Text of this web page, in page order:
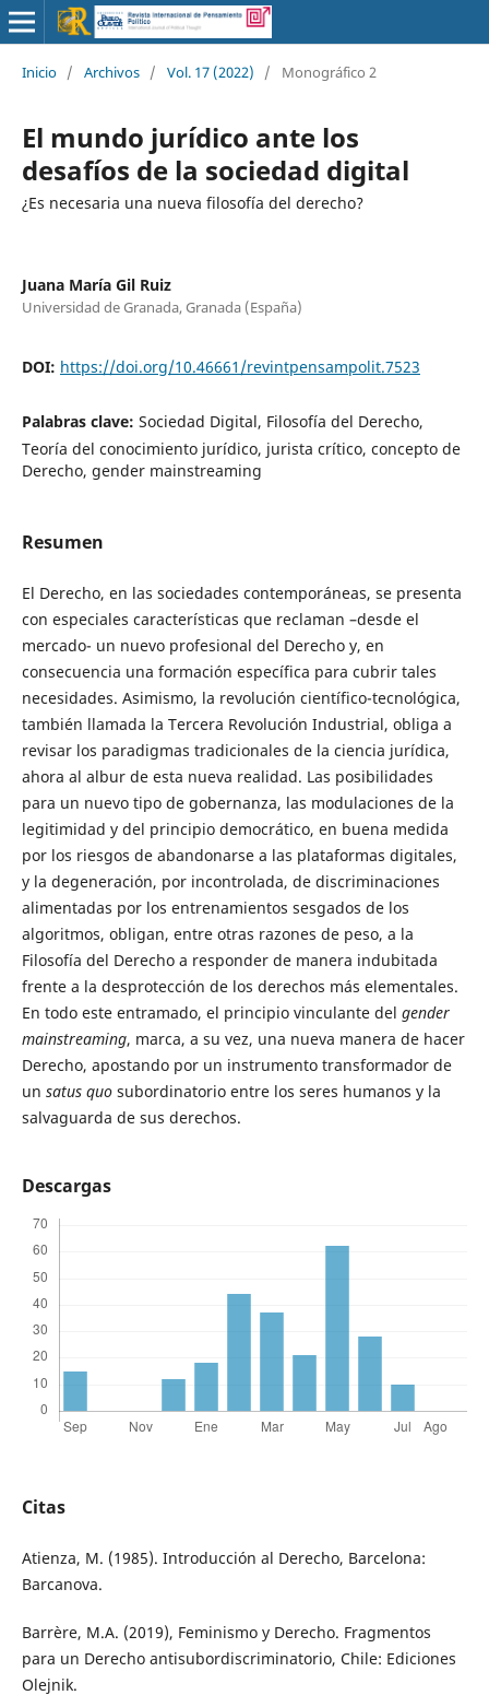
Inicio / Archivos / Vol. 17 (2022) / Monográfico 2
El mundo jurídico ante los
desafíos de la sociedad digital
¿Es necesaria una nueva filosofía del derecho?
Juana María Gil Ruiz
Universidad de Granada, Granada (España)
DOI: https://doi.org/10.46661/revintpensampolit.7523
Palabras clave: Sociedad Digital, Filosofía del Derecho,
Teoría del conocimiento jurídico, jurista crítico, concepto de
Derecho, gender mainstreaming
Resumen
El Derecho, en las sociedades contemporáneas, se presenta
con especiales características que reclaman –desde el
mercado- un nuevo profesional del Derecho y, en
consecuencia una formación específica para cubrir tales
necesidades. Asimismo, la revolución científico-tecnológica,
también llamada la Tercera Revolución Industrial, obliga a
revisar los paradigmas tradicionales de la ciencia jurídica,
ahora al albur de esta nueva realidad. Las posibilidades
para un nuevo tipo de gobernanza, las modulaciones de la
legitimidad y del principio democrático, en buena medida
por los riesgos de abandonarse a las plataformas digitales,
y la degeneración, por incontrolada, de discriminaciones
alimentadas por los entrenamientos sesgados de los
algoritmos, obligan, entre otras razones de peso, a la
Filosofía del Derecho a responder de manera indubitada
frente a la desprotección de los derechos más elementales.
En todo este entramado, el principio vinculante del gender
mainstreaming, marca, a su vez, una nueva manera de hacer
Derecho, apostando por un instrumento transformador de
un satus quosubordinatorio entre los seres humanos y la
salvaguarda de sus derechos.
Descargas
Citas
Atienza, M. (1985). Introducción al Derecho, Barcelona:
Barcanova.
Barrère, M.A. (2019), Feminismo y Derecho. Fragmentos
para un Derecho antisubordiscriminatorio, Chile: Ediciones
Olejnik.